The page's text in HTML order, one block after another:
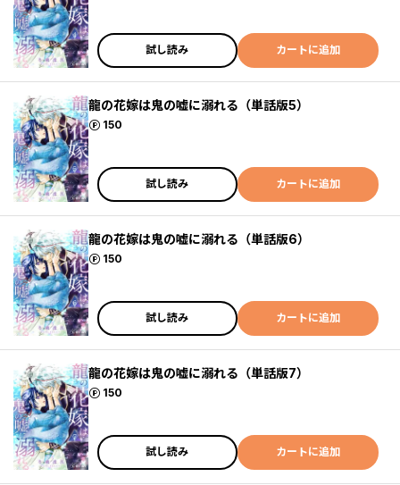
試し読み カートに追加
龍の花嫁は鬼の嘘に溺れる（単話版5）
150
ポイント
試し読み カートに追加
龍の花嫁は鬼の嘘に溺れる（単話版6）
150
ポイント
試し読み カートに追加
龍の花嫁は鬼の嘘に溺れる（単話版7）
150
ポイント
試し読み カートに追加